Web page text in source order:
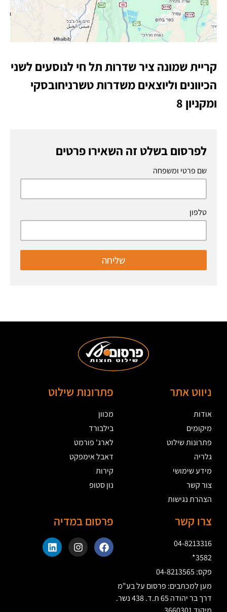
קריית שמונה ציר שדרות תל חי לנוסעים לשני
הכיוונים וליוצאים משדרות טשרניחובסקי
ומקניון 8
לפרסום בשלט זה השאירו פרטים
שם פרטי ומשפחה
טלפון
שליחה
ניווט אתר
אודות
מיקומים
פתרונות שילוט
גלריה
מידע שימושי
צור קשר
הצהרת נגישות
פתרונות שילוט
מכוון
בילבורד
לארג' פורמט
דאבל אימפקט
קירות
נון סטופ
צרו קשר
04-8213316
3582*
פקס: 04-8213565
מען למכתבים: פרסום על בע"מ
דרך בר יהודה 65 ת.ד. 438 נשר.
פרסום במדיה